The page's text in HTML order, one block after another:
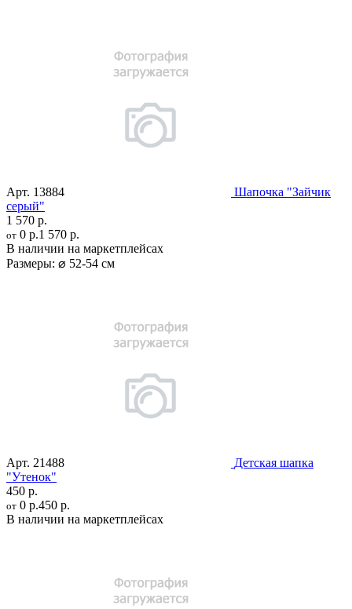
Арт. 13884
Шапочка "Зайчик
серый"
1 570 р.
от 0 р.1 570 р.
В наличии на маркетплейсах
Размеры: ⌀ 52-54 см
Арт. 21488
Детская шапка
"Утенок"
450 р.
от 0 р.450 р.
В наличии на маркетплейсах